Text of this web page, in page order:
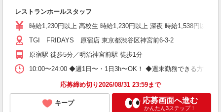
レストランホールスタッフ
時給1,230円以上 高校生 時給1,230円以上 深夜 時給1,538円以上
TGI FRIDAYS 原宿店 東京都渋谷区神宮前6-3-2
原宿駅 徒歩5分／明治神宮前駅 徒歩1分
10:00〜24:00 ◆週1日〜・1日3h〜OK！ ◆週末勤務できる方歓
応募締め切り2026/08/31 23:59まで
キープ 応募画面へ進む
かんたん3ステップ！